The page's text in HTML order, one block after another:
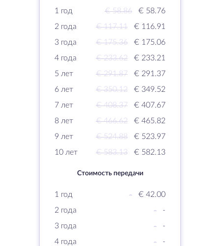
1 год € 58.86
€ 58.76
2 года
€ 117.11
€ 116.91
3 года
€ 175.36
€ 175.06
4 года
€ 233.62
€ 233.21
5 лет
€ 291.87
€ 291.37
6 лет
€ 350.12
€ 349.52
7 лет
€ 408.37
€ 407.67
8 лет
€ 466.62
€ 465.82
9 лет
€ 524.88
€ 523.97
10 лет
€ 583.13 € 582.13
Стоимость передачи
1 год -
€ 42.00
2 года
-
-
3 года
-
-
4 года
-
-